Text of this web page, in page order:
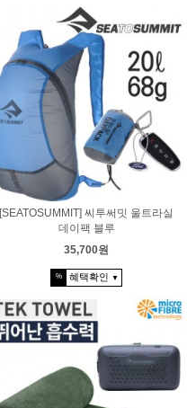
[SEATOSUMMIT] 씨투써밋 울트라실
데이팩 블루
35,700원
% 혜택확인 ▼